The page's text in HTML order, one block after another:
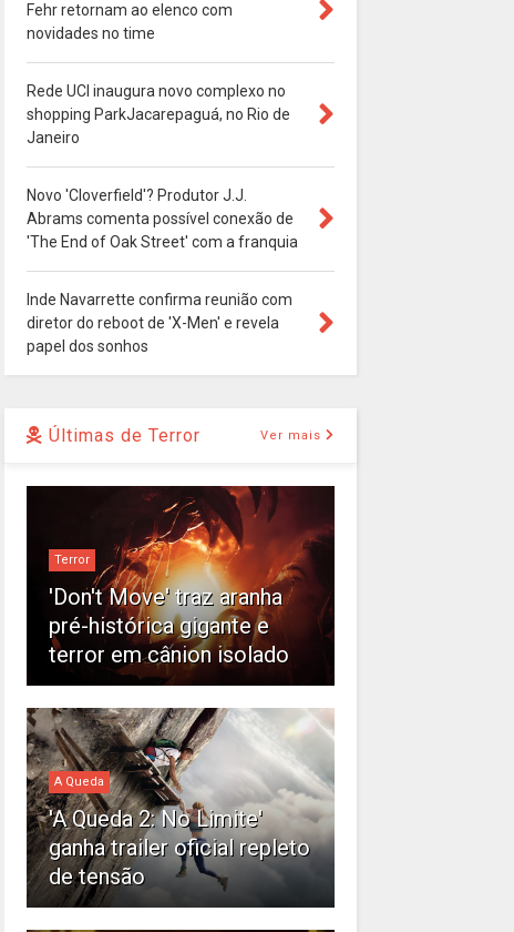
Fehr retornam ao elenco com
novidades no time
Rede UCI inaugura novo complexo no
shopping ParkJacarepaguá, no Rio de
Janeiro
Novo 'Cloverfield'? Produtor J.J.
Abrams comenta possível conexão de
'The End of Oak Street' com a franquia
Inde Navarrette confirma reunião com
diretor do reboot de 'X-Men' e revela
papel dos sonhos
Últimas de Terror Ver mais
Terror
'Don't Move' traz aranha
pré-histórica gigante e
terror em cânion isolado
A Queda
'A Queda 2: No Limite'
ganha trailer oficial repleto
de tensão